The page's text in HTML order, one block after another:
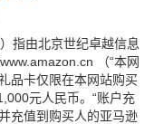
指由北京世纪卓越信息
（“本网
品卡仅限在本网站购买
元人民币。“账户充
充值到购买人的亚马逊